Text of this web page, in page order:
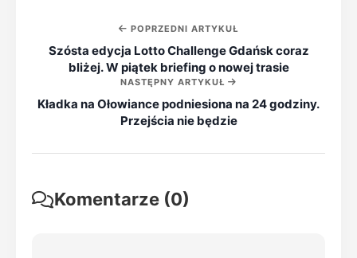
POPRZEDNI ARTYKUŁ
Szósta edycja Lotto Challenge Gdańsk coraz
bliżej. W piątek briefing o nowej trasie
NASTĘPNY ARTYKUŁ
Kładka na Ołowiance podniesiona na 24 godziny.
Przejścia nie będzie
Komentarze (0)